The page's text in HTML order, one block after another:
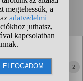
❯❯
hogy a fogak
Félek az a
ha csak lekenem a
2